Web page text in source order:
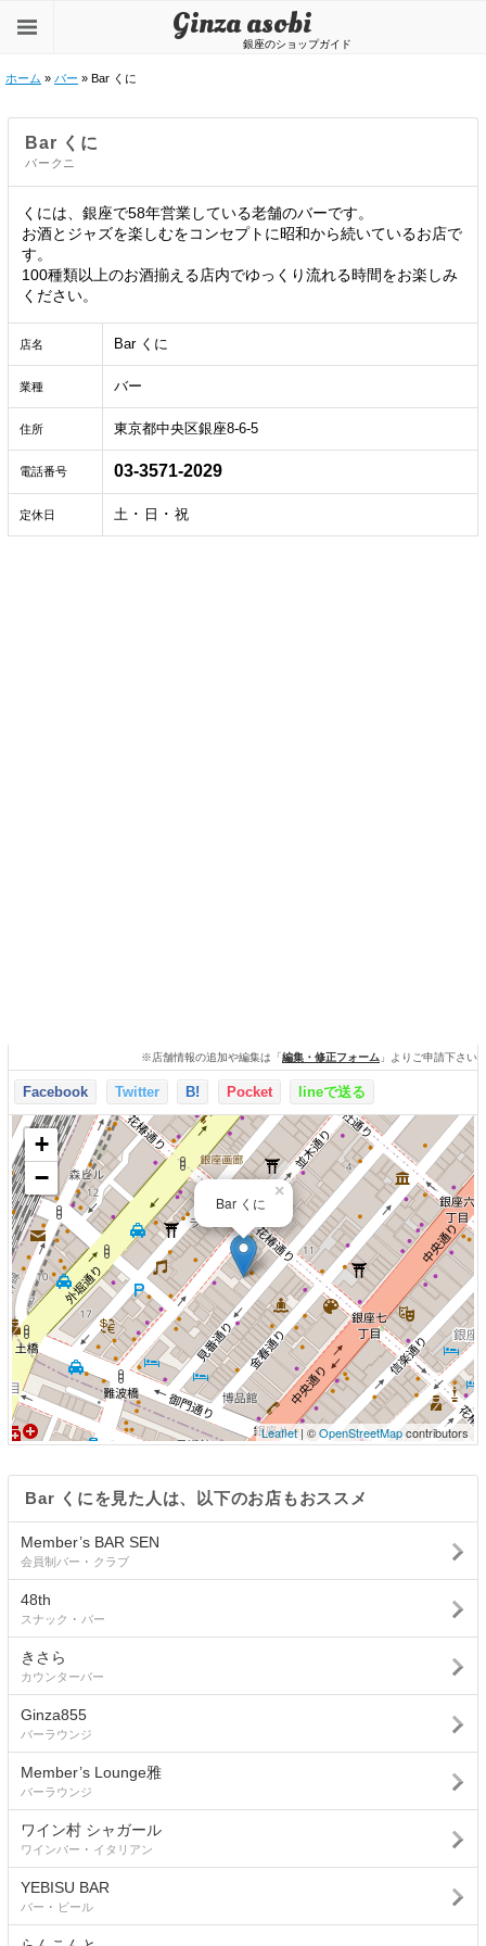
銀座のショップガイド
Ginza asobi
ホーム » バー » Bar くに
Bar くに
バークニ
くには、銀座で58年営業している老舗のバーです。
お酒とジャズを楽しむをコンセプトに昭和から続いているお店で
す。
100種類以上のお酒揃える店内でゆっくり流れる時間をお楽しみ
ください。
店名 Bar くに
業種 バー
住所 東京都中央区銀座8-6-5
電話番号 03-3571-2029
定休日 土 ･ 日 ･ 祝
※店舗情報の追加や編集は「編集・修正フォーム 」よりご申請下さい
Facebook Twitter B! Pocket lineで送る
Bar くに
×
+
−
Leaflet| ©OpenStreetMapcontributors
Bar くにを見た人は、以下のお店もおススメ
Member’s BAR SEN
会員制バー ･ クラブ
48th
スナック ･ バー
きさら
カウンターバー
Ginza855
バーラウンジ
Member’s Lounge雅
バーラウンジ
ワイン村 シャガール
ワインバー ･ イタリアン
YEBISU BAR
バー ･ ビール